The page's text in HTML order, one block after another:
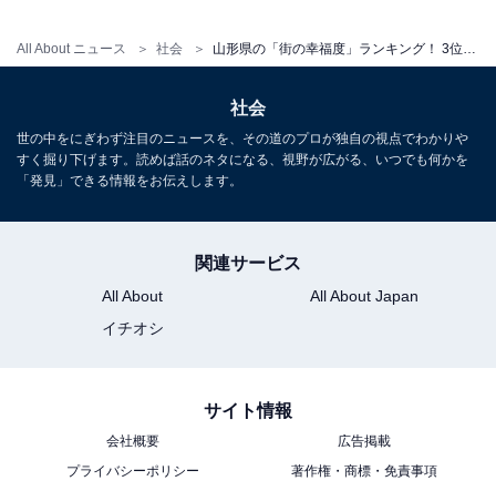
All About ニュース 社会
社会
世の中をにぎわず注目のニュースを、その道のプロが独自の視点でわかりや
すく掘り下げます。読めば話のネタになる、視野が広がる、いつでも何かを
「発見」できる情報をお伝えします。
関連サービス
All About
All About Japan
イチオシ
サイト情報
会社概要
広告掲載
プライバシーポリシー
著作権・商標・免責事項